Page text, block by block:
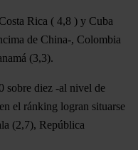
Rica ( 4,8 ) y Cuba
de China-, Colombia
(3,3).
sobre diez -al nivel de
el ránking logran situarse
(2,7), República